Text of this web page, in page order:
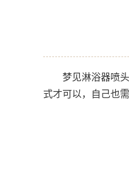
梦见淋浴器喷
式才可以，自己也